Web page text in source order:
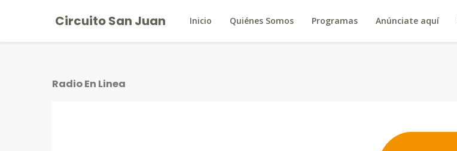
Circuito San Juan Inicio Quiénes Somos Programas Anúnciate aquí
Radio En Linea